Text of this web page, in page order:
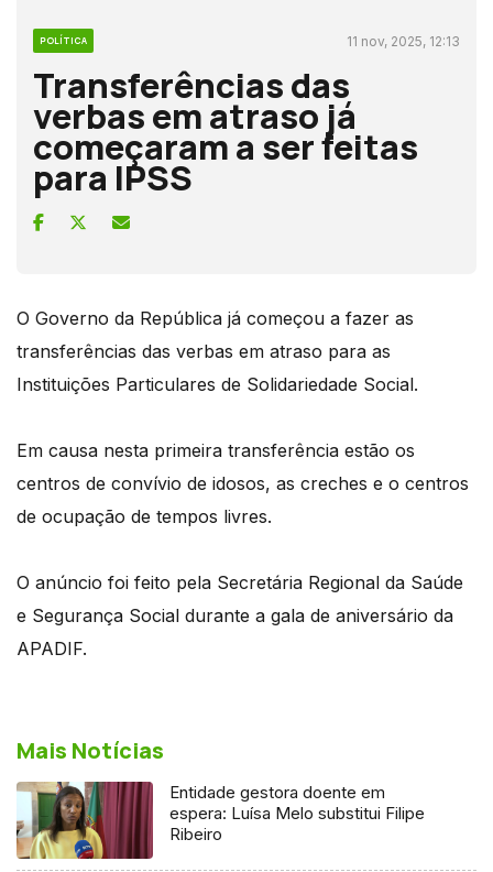
POLÍTICA 11 nov, 2025, 12:13
Transferências das
verbas em atraso já
começaram a ser feitas
para IPSS
O Governo da República já começou a fazer as
transferências das verbas em atraso para as
Instituições Particulares de Solidariedade Social.
Em causa nesta primeira transferência estão os
centros de convívio de idosos, as creches e o centros
de ocupação de tempos livres.
O anúncio foi feito pela Secretária Regional da Saúde
e Segurança Social durante a gala de aniversário da
APADIF.
Mais Notícias
Entidade gestora doente em
espera: Luísa Melo substitui Filipe
Ribeiro